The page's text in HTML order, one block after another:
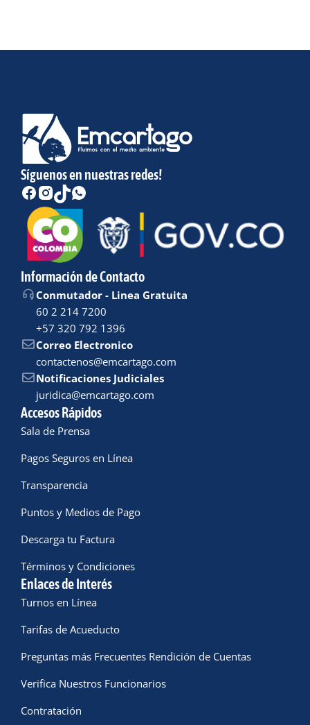
Síguenos en nuestras redes!
Información de Contacto
Conmutador - Linea Gratuita
60 2 214 7200
+57 320 792 1396
Correo Electronico
contactenos@emcartago.com
Notificaciones Judiciales
juridica@emcartago.com
Accesos Rápidos
Sala de Prensa
Pagos Seguros en Línea
Transparencia
Puntos y Medios de Pago
Descarga tu Factura
Términos y Condiciones
Enlaces de Interés
Turnos en Línea
Tarifas de Acueducto
Preguntas más Frecuentes Rendición de Cuentas
Verifica Nuestros Funcionarios
Contratación